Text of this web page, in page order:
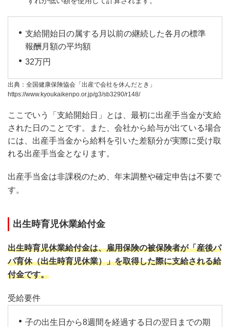
支給開始日の属する月以前の継続した各月の標準
報酬月額の平均額
32万円
出典：全国健康保険協会「出産で会社を休んだとき」
https://www.kyoukaikenpo.or.jp/g3/sb3290/r148/
ここでいう「支給開始日」とは、最初に出産手当金が支給
された日のことです。また、会社から給与が出ている場合
には、出産手当金から給料を引いた差額分が実際に受け取
れる出産手当金となります。
出産手当金は非課税のため、年末調整や確定申告は不要で
す。
出生時育児休業給付金
出生時育児休業給付金は、雇用保険の被保険者が「産後パ
パ育休（出生時育児休業）」を取得した際に支給される給
付金です。
受給要件
子の出生日から8週間を経過する日の翌日までの期